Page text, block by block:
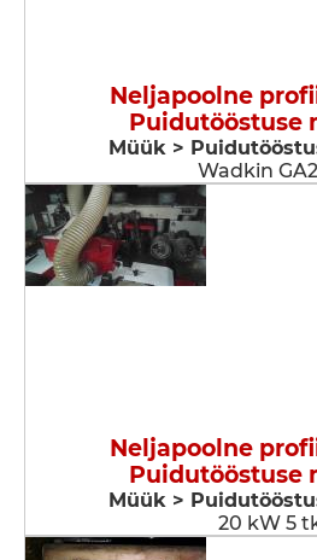
Neljapoolne
Puidutööstuse
Müük >
Wadkin
Neljapoolne
Puidutööstuse
Müük >
20 kW 5